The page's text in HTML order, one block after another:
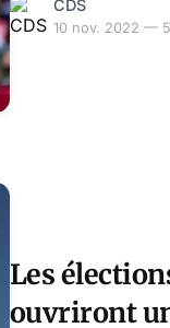
au Sénat, la
maintenir dans le
leadership de fait
une mauvaise
aspect pourtant
CDS
10 nov. 2022 —
Les
ouvriront